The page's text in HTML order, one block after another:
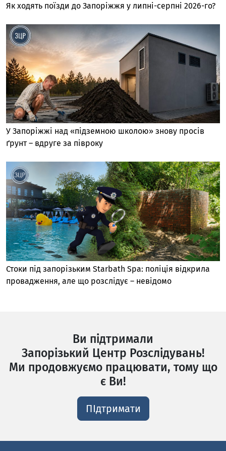
Як ходять поїзди до Запоріжжя у липні-серпні 2026-го?
У Запоріжжі над «підземною школою» знову просів
ґрунт – вдруге за півроку
Стоки під запорізьким Starbath Spa: поліція відкрила
провадження, але що розслідує – невідомо
Ви підтримали
Запорізький Центр Розслідувань!
Ми продовжуємо працювати, тому що
є Ви!
ПІдтримати